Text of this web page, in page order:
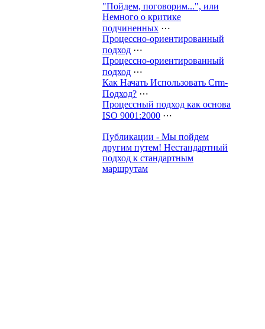
"Пойдем, поговорим...", или
Немного о критике
подчиненных ⋯
Процессно-ориентированный
подход ⋯
Процессно-ориентированный
подход ⋯
Как Начать Использовать Crm-
Подход? ⋯
Процессный подход как основа
ISO 9001:2000 ⋯
Публикации - Мы пойдем
другим путем! Нестандартный
подход к стандартным
маршрутам